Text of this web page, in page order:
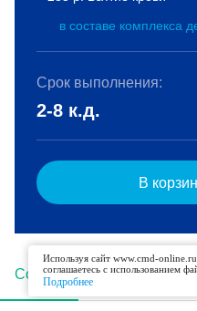
Состав Описание
в составе комплекса
Срок выполнения:
2-8 к.д.
В
Используя сайт www.cmd-
соглашаетесь с использованием
Подробнее